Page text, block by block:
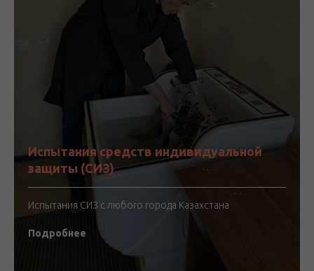
Испытания средств индивидуальной
защиты (СИЗ)
Испытания СИЗ с любого города Казахстана
Подробнее